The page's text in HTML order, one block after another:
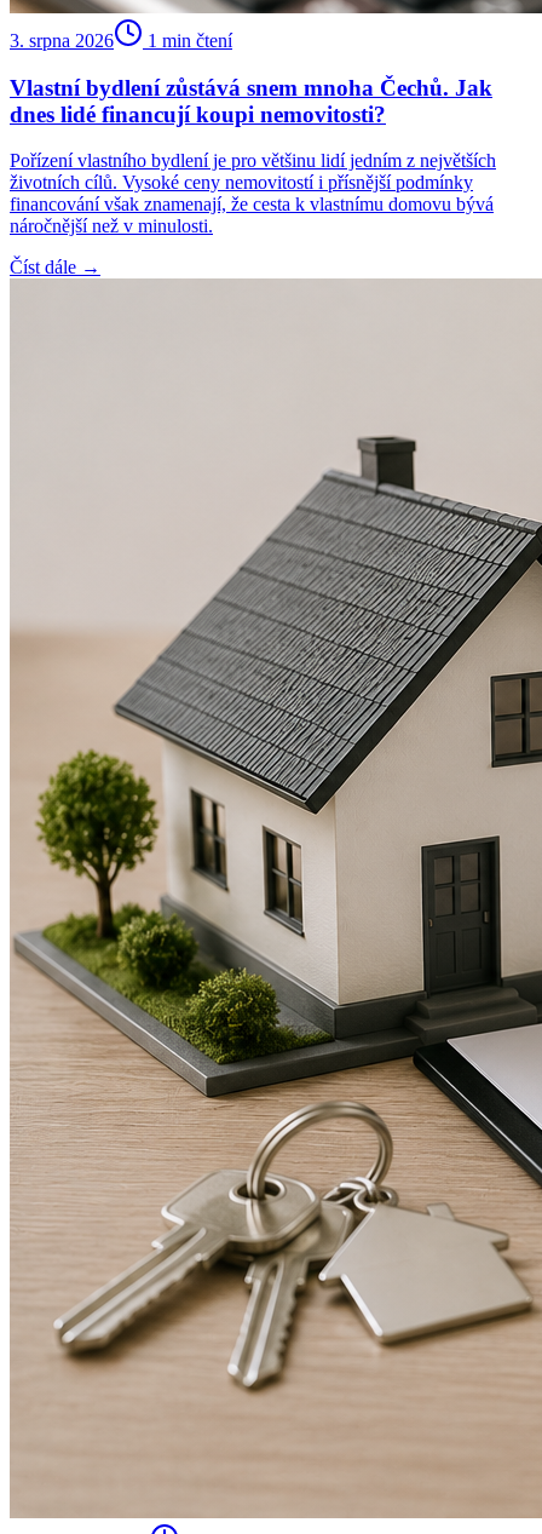
3. srpna 2026 1 min čtení
Vlastní bydlení zůstává snem mnoha Čechů. Jak
dnes lidé financují koupi nemovitosti?
Pořízení vlastního bydlení je pro většinu lidí jedním z největších
životních cílů. Vysoké ceny nemovitostí i přísnější podmínky
financování však znamenají, že cesta k vlastnímu domovu bývá
náročnější než v minulosti.
Číst dále →